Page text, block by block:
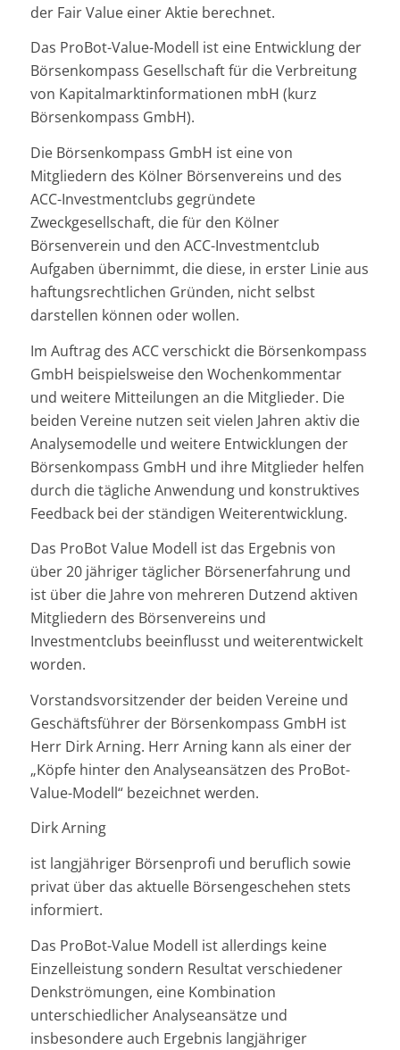
der Fair Value einer Aktie berechnet.
Das ProBot-Value-Modell ist eine Entwicklung der
Börsenkompass Gesellschaft für die Verbreitung
von Kapitalmarktinformationen mbH (kurz
Börsenkompass GmbH).
Die Börsenkompass GmbH ist eine von
Mitgliedern des Kölner Börsenvereins und des
ACC-Investmentclubs gegründete
Zweckgesellschaft, die für den Kölner
Börsenverein und den ACC-Investmentclub
Aufgaben übernimmt, die diese, in erster Linie aus
haftungsrechtlichen Gründen, nicht selbst
darstellen können oder wollen.
Im Auftrag des ACC verschickt die Börsenkompass
GmbH beispielsweise den Wochenkommentar
und weitere Mitteilungen an die Mitglieder. Die
beiden Vereine nutzen seit vielen Jahren aktiv die
Analysemodelle und weitere Entwicklungen der
Börsenkompass GmbH und ihre Mitglieder helfen
durch die tägliche Anwendung und konstruktives
Feedback bei der ständigen Weiterentwicklung.
Das ProBot Value Modell ist das Ergebnis von
über 20 jähriger täglicher Börsenerfahrung und
ist über die Jahre von mehreren Dutzend aktiven
Mitgliedern des Börsenvereins und
Investmentclubs beeinflusst und weiterentwickelt
worden.
Vorstandsvorsitzender der beiden Vereine und
Geschäftsführer der Börsenkompass GmbH ist
Herr Dirk Arning. Herr Arning kann als einer der
„Köpfe hinter den Analyseansätzen des ProBot-
Value-Modell“ bezeichnet werden.
Dirk Arning
ist langjähriger Börsenprofi und beruflich sowie
privat über das aktuelle Börsengeschehen stets
informiert.
Das ProBot-Value Modell ist allerdings keine
Einzelleistung sondern Resultat verschiedener
Denkströmungen, eine Kombination
unterschiedlicher Analyseansätze und
insbesondere auch Ergebnis langjähriger